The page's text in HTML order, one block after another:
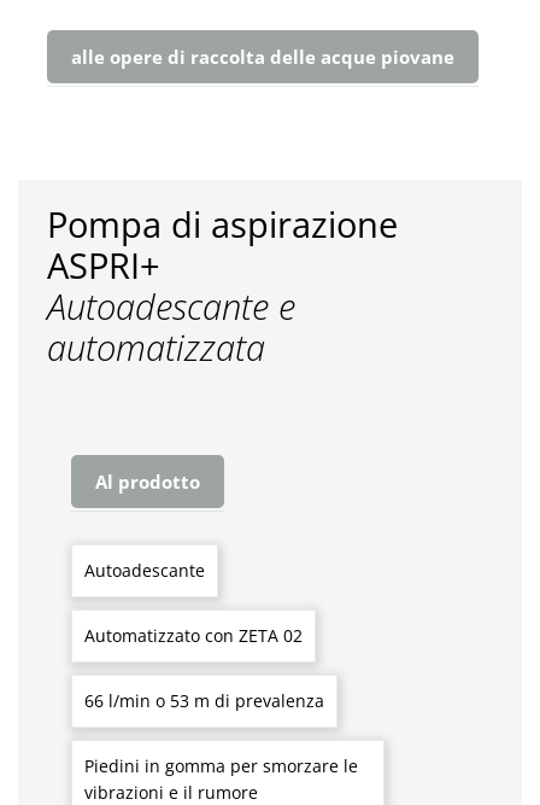
alle opere di raccolta delle acque piovane
Pompa di aspirazione
ASPRI+
Autoadescante e
automatizzata
Al prodotto
Autoadescante
Automatizzato con ZETA 02
66 l/min o 53 m di prevalenza
Piedini in gomma per smorzare le
vibrazioni e il rumore